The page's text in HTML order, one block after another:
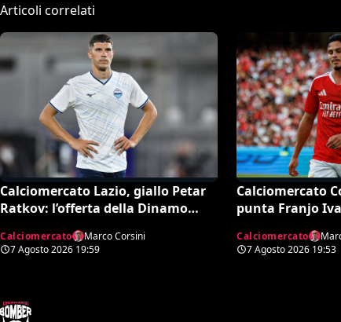
Articoli correlati
Calciomercato Lazio, giallo Petar
Ratkov: l’offerta della Dinamo
Calciomercato
Marco Corsini
7 Agosto 2026 19:59
Calciomercato
punta Franjo
Calciomercato
7 Agosto 2026 19:53